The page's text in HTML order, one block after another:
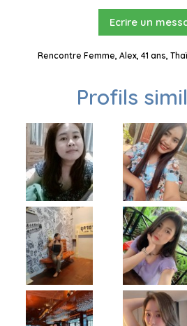
Ecrire un
Rencontre Femme, Alex, 41 ans,
Profils